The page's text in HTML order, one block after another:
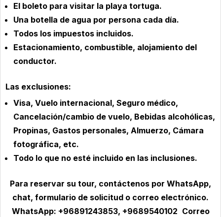
El boleto para visitar la playa tortuga.
Una botella de agua por persona cada día.
Todos los impuestos incluidos.
Estacionamiento, combustible, alojamiento del
conductor.
Las exclusiones:
Visa, Vuelo internacional, Seguro médico,
Cancelación/cambio de vuelo, Bebidas alcohólicas,
Propinas, Gastos personales, Almuerzo, Cámara
fotográfica, etc.
Todo lo que no esté incluido en las inclusiones.
Para reservar su tour, contáctenos por WhatsApp,
chat, formulario de solicitud o correo electrónico.
WhatsApp: +96891243853, +9689540102 Correo